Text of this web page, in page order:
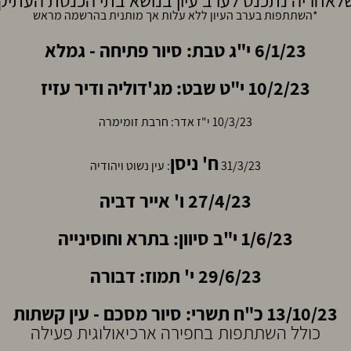
*השתתפות בערב העיון ללא עלות אך מותנית בהרשמה מראש
6/1/23 י"ג טבת: סיור פתיחה - גמלא
10/2/23 י"ט שבט: מג'דוליה ודיר עזיז
10/3/23 י"ז אדר: חרבת זומימרה
31/3/23ח' ניסן: עין נשוט ויהודיה
27/4/23 ו' איירדביה
1/6/23 י"ב סיוון: בתרא וחוסינייה
29/6/23 י' תמוז: דבורה
13/10/23 כ"ח תשרי: סיור מסכם - עין קשתות
כולל השתתפות בחפירה ארכיאולוגית פעילה